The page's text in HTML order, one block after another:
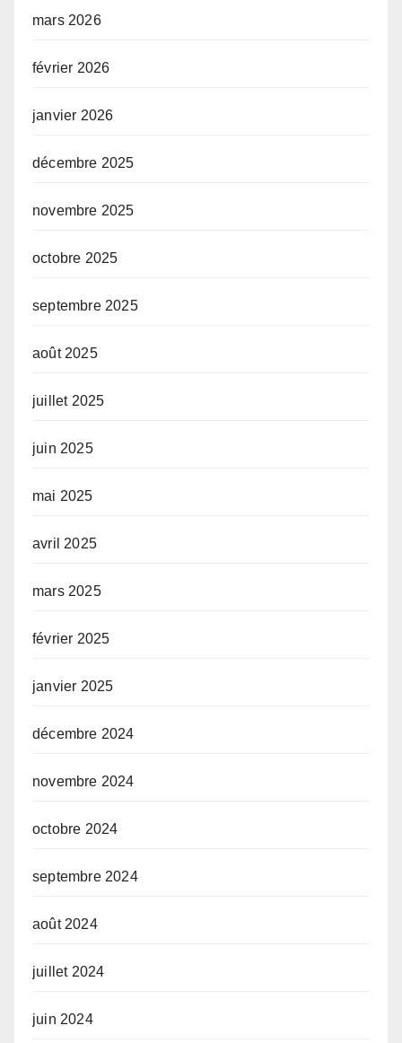
mars 2026
février 2026
janvier 2026
décembre 2025
novembre 2025
octobre 2025
septembre 2025
août 2025
juillet 2025
juin 2025
mai 2025
avril 2025
mars 2025
février 2025
janvier 2025
décembre 2024
novembre 2024
octobre 2024
septembre 2024
août 2024
juillet 2024
juin 2024